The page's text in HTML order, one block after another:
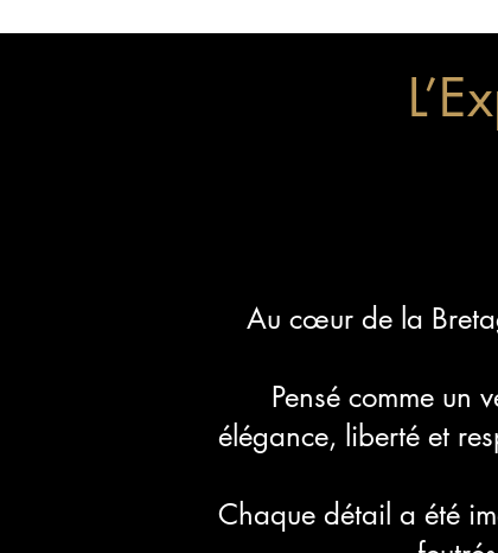
Au cœur de la
Pensé comme un
élégance, liberté et
Chaque détail a été